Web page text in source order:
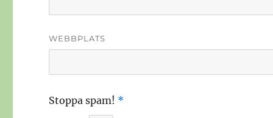
WEBBPLATS
Stoppa spam! *